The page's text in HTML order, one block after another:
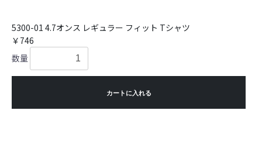
5300-01 4.7オンス レギュラー フィット Tシャツ
￥746
数量
カートに入れる